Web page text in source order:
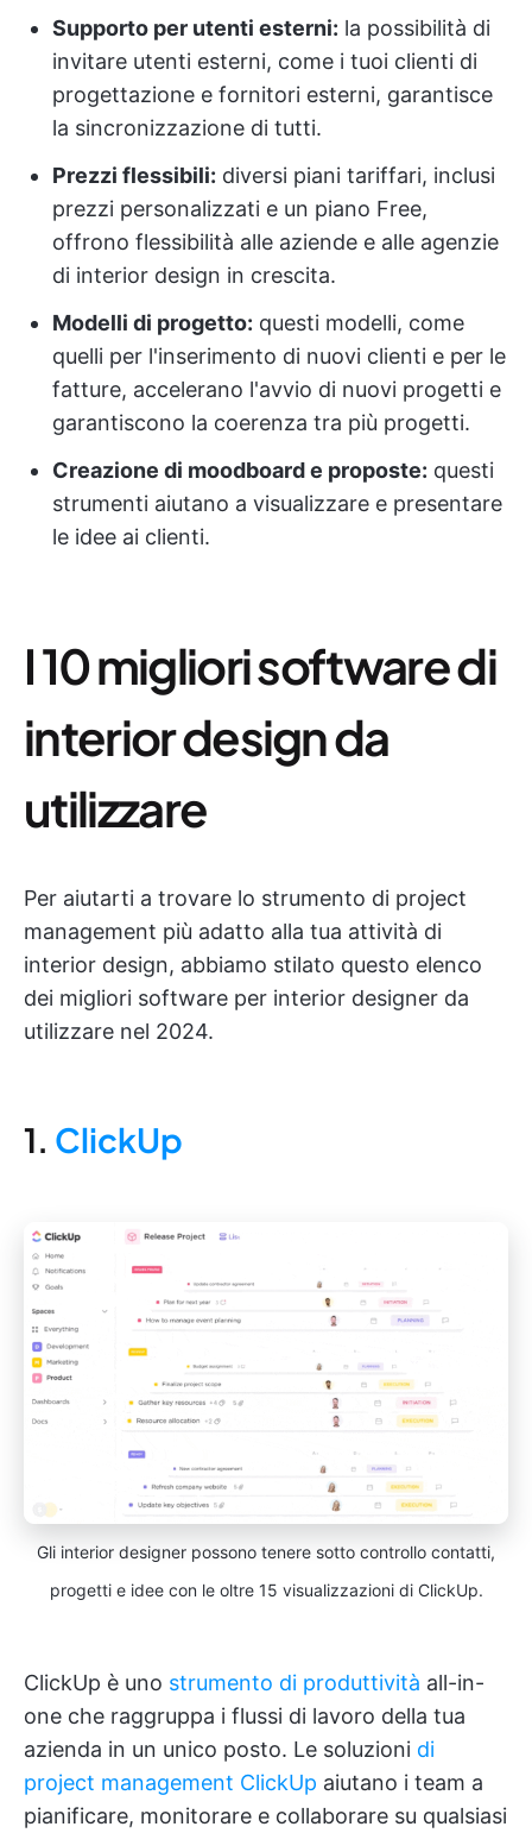
Supporto per utenti esterni: la possibilità di
invitare utenti esterni, come i tuoi clienti di
progettazione e fornitori esterni, garantisce
la sincronizzazione di tutti.
Prezzi flessibili: diversi piani tariffari, inclusi
prezzi personalizzati e un piano Free,
offrono flessibilità alle aziende e alle agenzie
di interior design in crescita.
Modelli di progetto: questi modelli, come
quelli per l'inserimento di nuovi clienti e per le
fatture, accelerano l'avvio di nuovi progetti e
garantiscono la coerenza tra più progetti.
Creazione di moodboard e proposte: questi
strumenti aiutano a visualizzare e presentare
le idee ai clienti.
I 10 migliori software di
interior design da
utilizzare
Per aiutarti a trovare lo strumento di project
management più adatto alla tua attività di
interior design, abbiamo stilato questo elenco
dei migliori software per interior designer da
utilizzare nel 2024.
1. ClickUp
Gli interior designer possono tenere sotto controllo contatti,
progetti e idee con le oltre 15 visualizzazioni di ClickUp.
ClickUp è uno strumento di produttività all-in-
one che raggruppa i flussi di lavoro della tua
azienda in un unico posto. Le soluzioni di
project management ClickUp aiutano i team a
pianificare, monitorare e collaborare su qualsiasi